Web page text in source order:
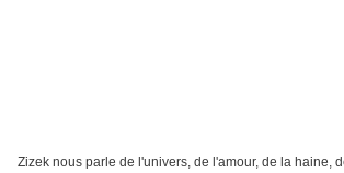
Zizek nous parle de l'univers, de l'amour, de la haine,